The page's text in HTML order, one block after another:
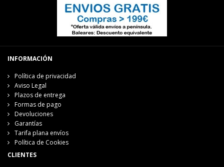
INFORMACIÓN
Política de privacidad
Aviso Legal
Plazos de entrega
Formas de pago
Devoluciones
Garantías
Tarifa plana envíos
Política de Cookies
CLIENTES